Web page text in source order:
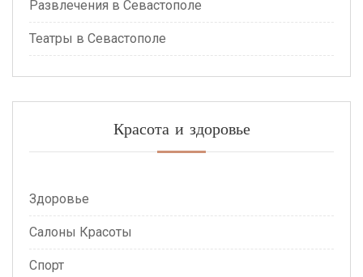
Развлечения в Севастополе
Театры в Севастополе
Красота и здоровье
Здоровье
Салоны Красоты
Спорт